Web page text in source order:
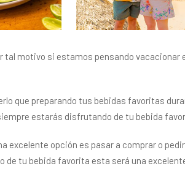
tal motivo si estamos pensando vacacionar
que preparando tus bebidas favoritas
estarás disfrutando de tu bebida
excelente opción es pasar a comprar o
de tu bebida favorita esta será una